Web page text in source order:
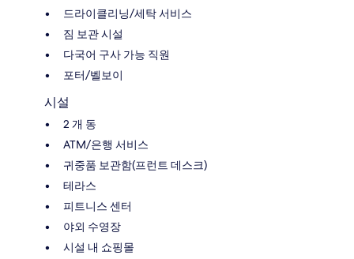
드라이클리닝/세탁 서비스
짐 보관 시설
다국어 구사 가능 직원
포터/벨보이
시설
2 개 동
ATM/은행 서비스
귀중품 보관함(프런트 데스크)
테라스
피트니스 센터
야외 수영장
시설 내 쇼핑몰